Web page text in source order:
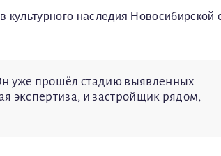
культурного наследия Новосибирской
уже прошёл стадию выявленных
экспертиза, и застройщик рядом,